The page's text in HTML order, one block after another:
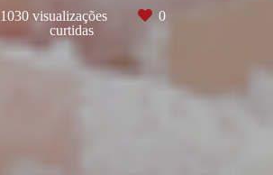
1030visualizações
0
curtidas